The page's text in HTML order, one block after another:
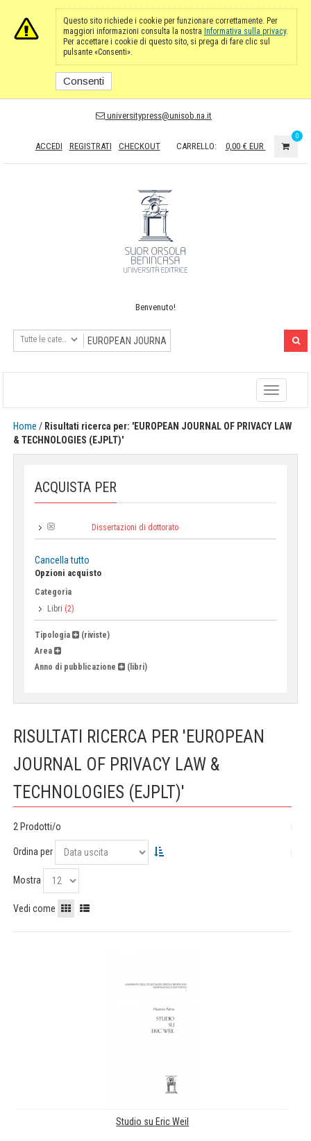
Questo sito richiede i cookie per funzionare correttamente. Per
maggiori informazioni consulta la nostra Informativa sulla privacy.
Per accettare i cookie di questo sito, si prega di fare clic sul
pulsante «Consenti».
Consenti
universitypress@unisob.na.it
ACCEDI REGISTRATI CHECKOUT CARRELLO: 0,00 € EUR
0
Benvenuto!
Toggle
navigation
Home / Risultati ricerca per: 'EUROPEAN JOURNAL OF PRIVACY LAW
& TECHNOLOGIES (EJPLT)'
ACQUISTA PER
Dissertazioni di dottorato
Cancella tutto
Opzioni acquisto
Categoria
Libri (2)
Tipologia
(riviste)
Area
Anno di pubblicazione
(libri)
RISULTATI RICERCA PER 'EUROPEAN
JOURNAL OF PRIVACY LAW &
TECHNOLOGIES (EJPLT)'
2 Prodotti/o
Ordina per
Mostra
Vedi come
Studio su Eric Weil